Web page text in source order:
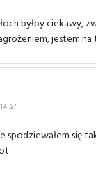
byłby ciekawy,
jestem
spodziewałem się